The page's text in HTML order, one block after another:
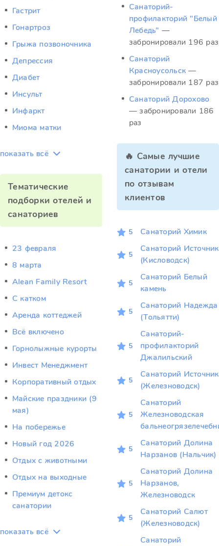
Гастрит
Гонартроз
Грыжа позвоночника
Депрессия
Диабет
Инсульт
Инфаркт
Миома матки
показать всё
Тематические
подборки отелей и
санаториев
23 февраля
8 марта
Alean Family Resort
C катком
Аренда коттеджей
Всё включено
Горнолыжные курорты
Инвест Менеджмент
Корпоративный отдых
Майские праздники (9
мая)
На побережье
Новый год 2026
Отдых c животными
Отдых на выходные
Премиум детокс
санатории
показать всё
Санаторий-
профилакторий "Белый
Лебедь" —
забронировали 196 раз
Санаторий
Красноусольск —
забронировали 187 раз
Санаторий Дорохово
— забронировали 186
раз
🔥 Самые лучшие
санатории и отели
по отзывам
клиентов
5 Санаторий Химик
5
Санаторий Источник
(Кисловодск)
5
Санаторий Белый
камень
5
Санаторий Надежда
(Тольятти)
5
Санаторий-
профилакторий
Джалильский
5
Санаторий Источник
(Железноводск)
5
Санаторий
Железноводская
5
Санаторий Долина
Нарзанов (Нальчик)
5
Санаторий Долина
Нарзанов,
Железноводск
5
Санаторий Салют
(Железноводск)
Санаторий